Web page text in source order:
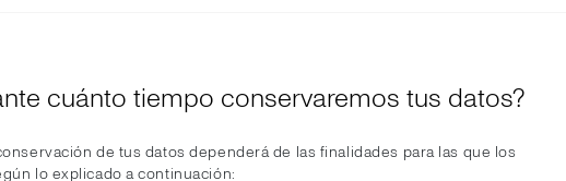
cuánto tiempo conservaremos tus datos?
de tus datos dependerá de las finalidades para las que los
lo explicado a continuación: